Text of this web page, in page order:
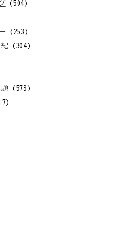
(504)
(253)
紀 (304)
題 (573)